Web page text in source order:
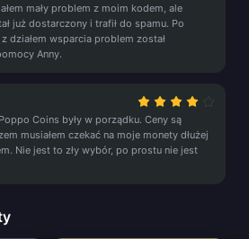
mały problem z moim kodem, ale
już dostarczony i trafił do spamu. Po
działem wsparcia problem został
Anny.
Coins były w porządku. Ceny są
musiałem czekać na moje monety dłużej
Nie jest to zły wybór, po prostu nie jest